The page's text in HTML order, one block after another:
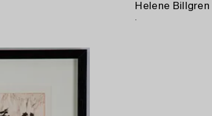
Helene Billgren